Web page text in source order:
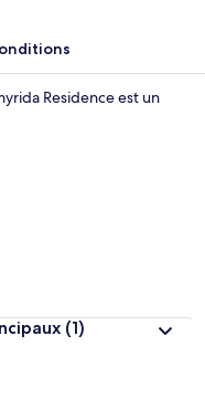
Residence est un
(1)